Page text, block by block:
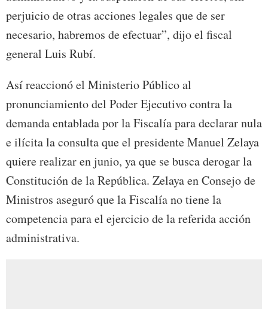
perjuicio de otras acciones legales que de ser
necesario, habremos de efectuar”, dijo el fiscal
general Luis Rubí.
Así reaccionó el Ministerio Público al
pronunciamiento del Poder Ejecutivo contra la
demanda entablada por la Fiscalía para declarar nula
e ilícita la consulta que el presidente Manuel Zelaya
quiere realizar en junio, ya que se busca derogar la
Constitución de la República. Zelaya en Consejo de
Ministros aseguró que la Fiscalía no tiene la
competencia para el ejercicio de la referida acción
administrativa.